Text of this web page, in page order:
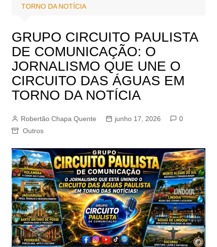
TORNO DA NOTÍCIA
GRUPO CIRCUITO PAULISTA
DE COMUNICAÇÃO: O
JORNALISMO QUE UNE O
CIRCUITO DAS ÁGUAS EM
TORNO DA NOTÍCIA
Robertão Chapa Quente junho 17, 2026
0
Outros